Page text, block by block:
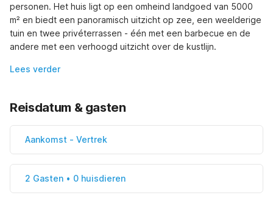
personen. Het huis ligt op een omheind landgoed van 5000
m² en biedt een panoramisch uitzicht op zee, een weelderige
tuin en twee privéterrassen - één met een barbecue en de
andere met een verhoogd uitzicht over de kustlijn.
Lees verder
Reisdatum & gasten
Aankomst - Vertrek
2 Gasten • 0 huisdieren